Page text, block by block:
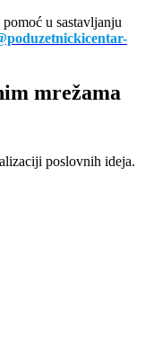
u sastavljanju
mrežama
poslovnih ideja.